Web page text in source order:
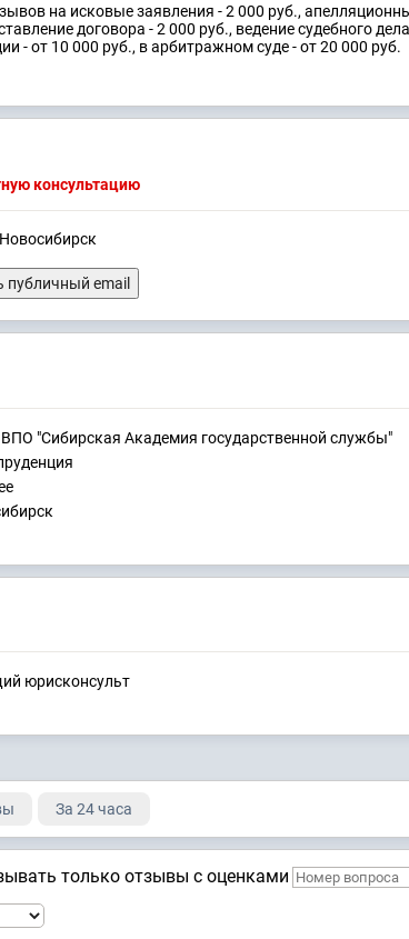
на исковые заявления - 2 000 руб.,
договора - 2 000 руб., ведение судебного
- от 10 000 руб., в арбитражном суде - от 20 000 руб.
консультацию
публичный email
"Сибирская Академия государственной службы"
юрисконсульт
За 24 часа
только отзывы с оценками